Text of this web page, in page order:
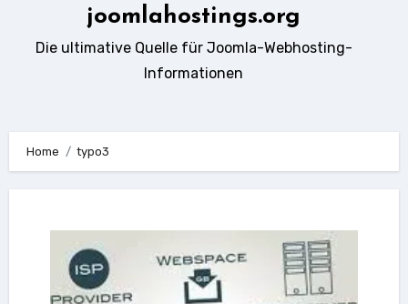
joomlahostings.org
Die ultimative Quelle für Joomla-Webhosting-
Informationen
Home typo3